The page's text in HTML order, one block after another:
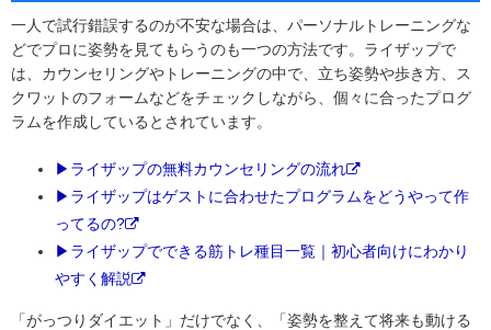
一人で試行錯誤するのが不安な場合は、パーソナルトレーニングな
どでプロに姿勢を見てもらうのも一つの方法です。ライザップで
は、カウンセリングやトレーニングの中で、立ち姿勢や歩き方、ス
クワットのフォームなどをチェックしながら、個々に合ったプログ
ラムを作成しているとされています。
▶ライザップの無料カウンセリングの流れ
▶ライザップはゲストに合わせたプログラムをどうやって作
ってるの?
▶ライザップでできる筋トレ種目一覧｜初心者向けにわかり
やすく解説
「がっつりダイエット」だけでなく、「姿勢を整えて将来も動ける